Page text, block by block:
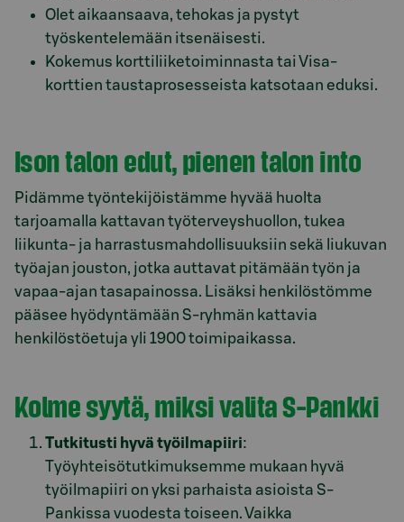
Olet aikaansaava, tehokas ja pystyt
työskentelemään itsenäisesti.
Kokemus korttiliiketoiminnasta tai Visa-
korttien taustaprosesseista katsotaan eduksi.
Ison talon edut, pienen talon into
Pidämme työntekijöistämme hyvää huolta
tarjoamalla kattavan työterveyshuollon, tukea
liikunta- ja harrastusmahdollisuuksiin sekä liukuvan
työajan jouston, jotka auttavat pitämään työn ja
vapaa-ajan tasapainossa. Lisäksi henkilöstömme
pääsee hyödyntämään S-ryhmän kattavia
henkilöstöetuja yli 1900 toimipaikassa.
Kolme syytä, miksi valita S-Pankki
Tutkitusti hyvä työilmapiiri:
Työyhteisötutkimuksemme mukaan hyvä
työilmapiiri on yksi parhaista asioista S-
Pankissa vuodesta toiseen. Vaikka